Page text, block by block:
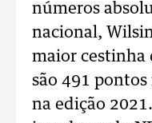
números
nacional,
maior cestinha
são 491
na edição